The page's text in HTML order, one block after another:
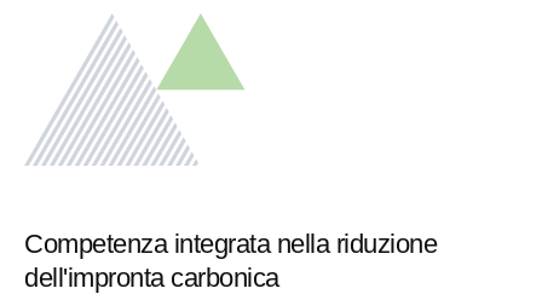
Competenza integrata nella riduzione
dell'impronta carbonica